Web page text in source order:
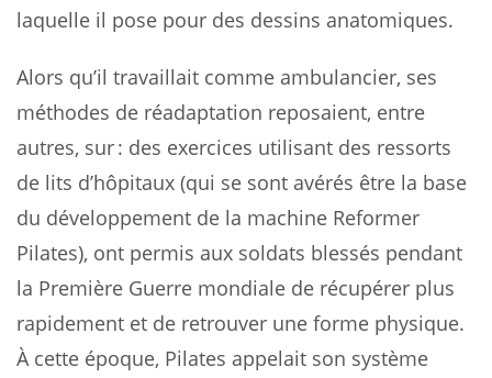
laquelle il pose pour des dessins anatomiques.
Alors qu’il travaillait comme ambulancier, ses
méthodes de réadaptation reposaient, entre
autres, sur : des exercices utilisant des ressorts
de lits d’hôpitaux (qui se sont avérés être la base
du développement de la machine Reformer
Pilates), ont permis aux soldats blessés pendant
la Première Guerre mondiale de récupérer plus
rapidement et de retrouver une forme physique.
À cette époque, Pilates appelait son système